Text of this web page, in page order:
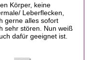
Körper, keine
Leberflecken,
gerne alles sofort
sehr stören. Nun weiß
dafür geeignet ist.